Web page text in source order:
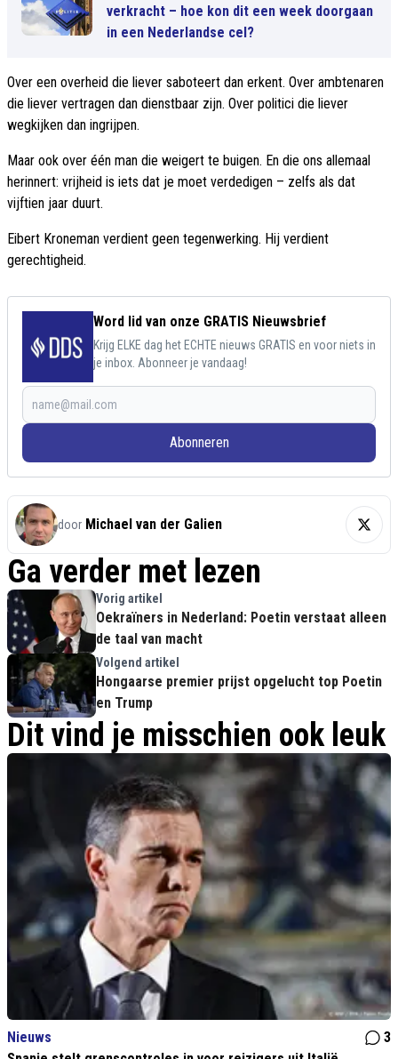
verkracht – hoe kon dit een week doorgaan
in een Nederlandse cel?
Over een overheid die liever saboteert dan erkent. Over ambtenaren
die liever vertragen dan dienstbaar zijn. Over politici die liever
wegkijken dan ingrijpen.
Maar ook over één man die weigert te buigen. En die ons allemaal
herinnert: vrijheid is iets dat je moet verdedigen – zelfs als dat
vijftien jaar duurt.
Eibert Kroneman verdient geen tegenwerking. Hij verdient
gerechtigheid.
Word lid van onze GRATIS Nieuwsbrief
Krijg ELKE dag het ECHTE nieuws GRATIS en voor niets in
je inbox. Abonneer je vandaag!
Abonneren
door Michael van der Galien
Ga verder met lezen
Vorig artikel
Oekraïners in Nederland: Poetin verstaat alleen
de taal van macht
Volgend artikel
Hongaarse premier prijst opgelucht top Poetin
en Trump
Dit vind je misschien ook leuk
Nieuws
3